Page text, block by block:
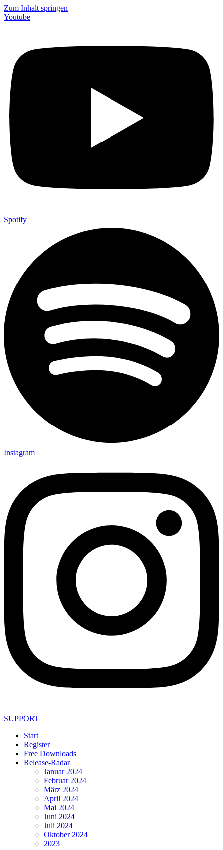
Zum Inhalt springen
Youtube
Spotify
Instagram
SUPPORT
Start
Register
Free Downloads
Release-Radar
Januar 2024
Februar 2024
März 2024
April 2024
Mai 2024
Juni 2024
Juli 2024
Oktober 2024
2023